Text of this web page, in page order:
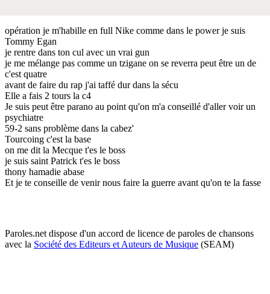
opération je m'habille en full Nike comme dans le power je suis
Tommy Egan
je rentre dans ton cul avec un vrai gun
je me mélange pas comme un tzigane on se reverra peut être un de
c'est quatre
avant de faire du rap j'ai taffé dur dans la sécu
Elle a fais 2 tours la c4
Je suis peut être parano au point qu'on m'a conseillé d'aller voir un
psychiatre
59-2 sans problème dans la cabez'
Tourcoing c'est la base
on me dit la Mecque t'es le boss
je suis saint Patrick t'es le boss
thony hamadie abase
Et je te conseille de venir nous faire la guerre avant qu'on te la fasse
Paroles.net dispose d'un accord de licence de paroles de chansons
avec la Société des Editeurs et Auteurs de Musique (SEAM)